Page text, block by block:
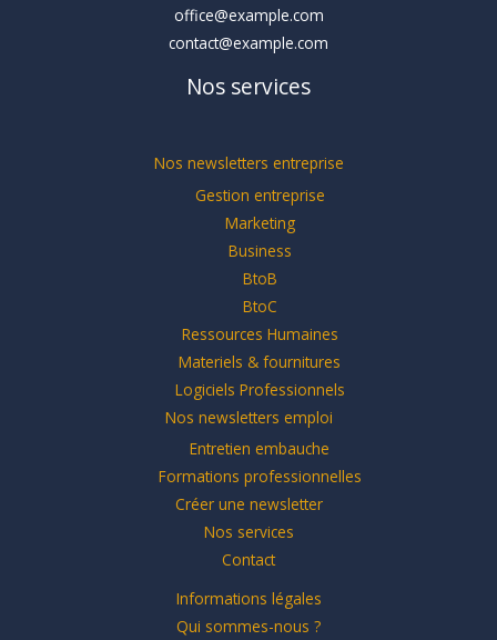
office@example.com
contact@example.com
Nos services
Nos newsletters entreprise
Gestion entreprise
Marketing
Business
BtoB
BtoC
Ressources Humaines
Materiels & fournitures
Logiciels Professionnels
Nos newsletters emploi
Entretien embauche
Formations professionnelles
Créer une newsletter
Nos services
Contact
Informations légales
Qui sommes-nous ?